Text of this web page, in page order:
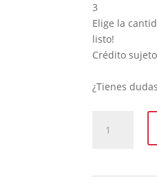
3
Elige la
listo!
Crédito
¿Tienes
balancin